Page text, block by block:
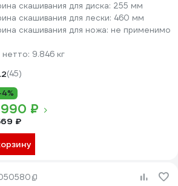
скашивания для диска: 255 мм
скашивания для лески: 460 мм
скашивания для ножа: не применимо
нетто: 9.846 кг
(45)
990 ₽
₽